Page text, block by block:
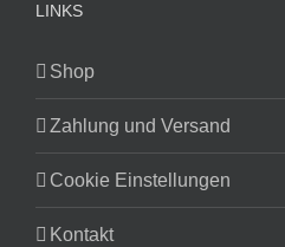
LINKS
Shop
Zahlung und Versand
Cookie Einstellungen
Kontakt